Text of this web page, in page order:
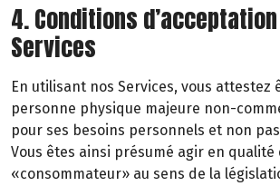
4. Conditions
Services
En utilisant nos Services, vous attestez
personne physique majeure non-
pour ses besoins personnels et non
Vous êtes ainsi présumé agir en qualité
«consommateur» au sens de la